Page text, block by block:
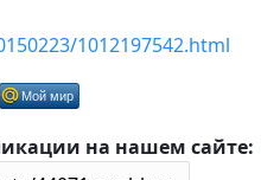
1012197542.html
Мой мир
на нашем сайте: